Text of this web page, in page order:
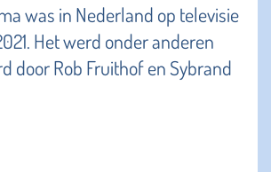
was in Nederland op televisie
Het werd onder anderen
door Rob Fruithof en Sybrand